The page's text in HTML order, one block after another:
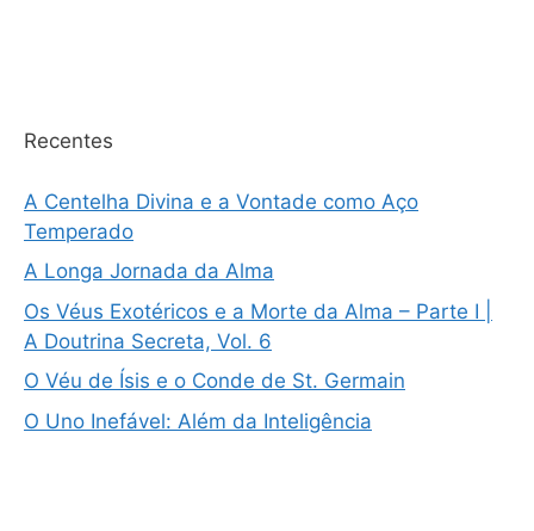
Recentes
A Centelha Divina e a Vontade como Aço
Temperado
A Longa Jornada da Alma
Os Véus Exotéricos e a Morte da Alma – Parte I |
A Doutrina Secreta, Vol. 6
O Véu de Ísis e o Conde de St. Germain
O Uno Inefável: Além da Inteligência